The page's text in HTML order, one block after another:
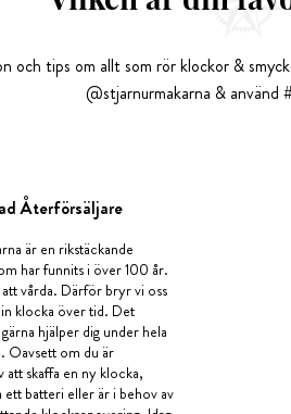
och tips om allt som rör klockor &
@stjarnurmakarna & använd
Återförsäljare
är en rikstäckande
har funnits i över 100 år.
vårda. Därför bryr vi oss
klocka över tid. Det
hjälper dig under hela
Oavsett om du är
att skaffa en ny klocka,
batteri eller är i behov av